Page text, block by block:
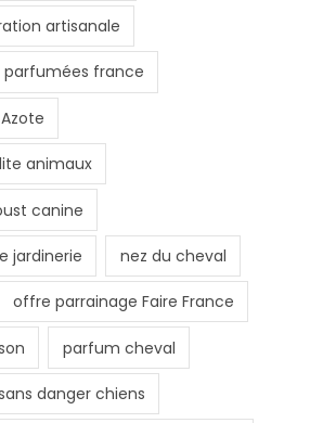
artisanale
parfumées france
animaux
canine
jardinerie nez du cheval
offre parrainage Faire France
parfum cheval
danger chiens